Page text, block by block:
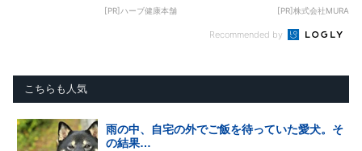
[PR]ハーブ健康本舗 [PR]株式会社MURA
Recommended by
こちらも人気
雨の中、自宅の外でご飯を待っていた愛犬。そ
の結果…